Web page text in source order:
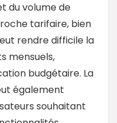
du volume de
tarifaire, bien
rendre difficile la
mensuels,
budgétaire. La
également
souhaitant